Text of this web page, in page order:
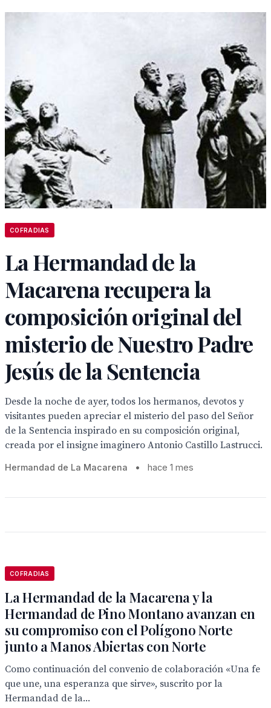
COFRADIAS
La Hermandad de la
Macarena recupera la
composición original del
misterio de Nuestro Padre
Jesús de la Sentencia
Desde la noche de ayer, todos los hermanos, devotos y
visitantes pueden apreciar el misterio del paso del Señor
de la Sentencia inspirado en su composición original,
creada por el insigne imaginero Antonio Castillo Lastrucci.
Hermandad de La Macarena • hace 1 mes
COFRADIAS
La Hermandad de la Macarena y la
Hermandad de Pino Montano avanzan en
su compromiso con el Polígono Norte
junto a Manos Abiertas con Norte
Como continuación del convenio de colaboración «Una fe
que une, una esperanza que sirve», suscrito por la
Hermandad de la...